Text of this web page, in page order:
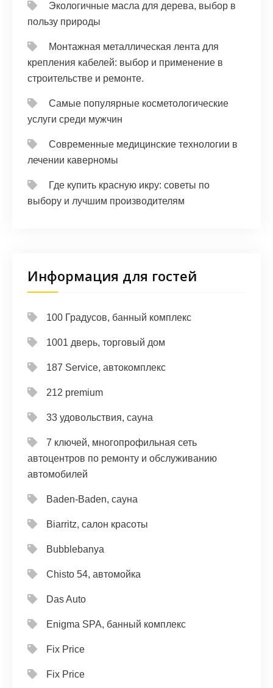
Экологичные масла для дерева, выбор в
пользу природы
Монтажная металлическая лента для
крепления кабелей: выбор и применение в
строительстве и ремонте.
Самые популярные косметологические
услуги среди мужчин
Современные медицинские технологии в
лечении каверномы
Где купить красную икру: советы по
выбору и лучшим производителям
Информация для гостей
100 Градусов, банный комплекс
1001 дверь, торговый дом
187 Service, автокомплекс
212 premium
33 удовольствия, сауна
7 ключей, многопрофильная сеть
автоцентров по ремонту и обслуживанию
автомобилей
Baden-Baden, сауна
Biarritz, салон красоты
Bubblebanya
Chisto 54, автомойка
Das Auto
Enigma SPA, банный комплекс
Fix Price
Fix Price